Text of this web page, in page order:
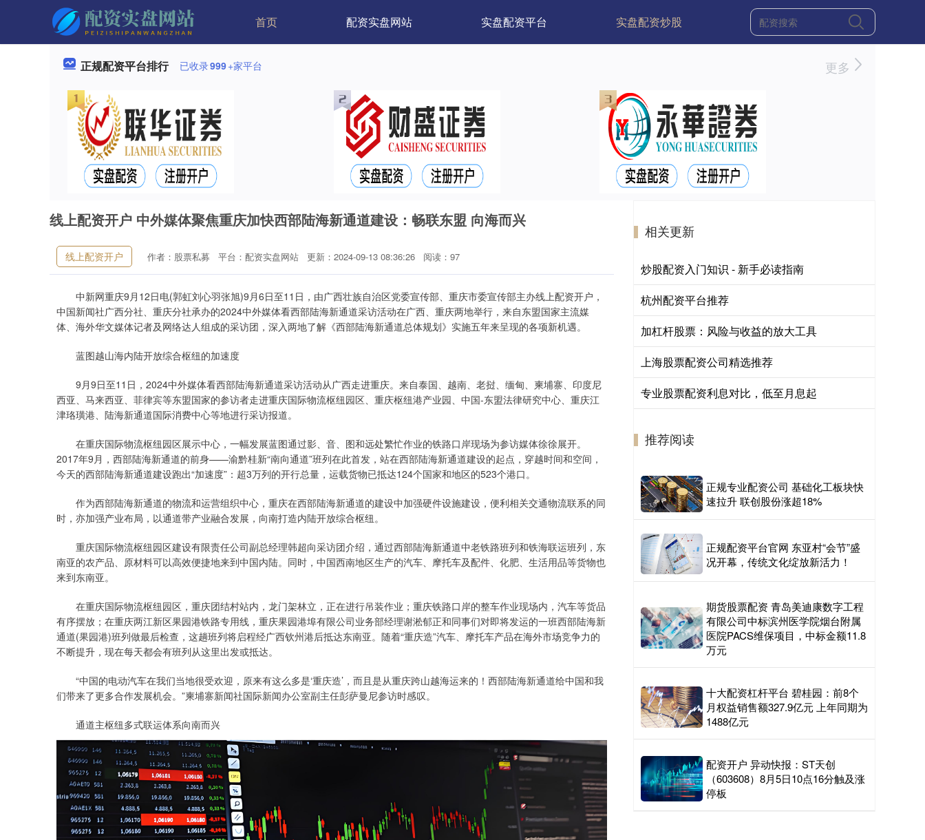
首页 配资实盘网站 实盘配资平台 实盘配资炒股
正规配资平台排行 已收录999+家平台 更多
线上配资开户 中外媒体聚焦重庆加快西部陆海新通道建设：畅联东盟 向海而兴
线上配资开户 作者：股票私募 平台：配资实盘网站 更新：2024-09-13 08:36:26 阅读：97
中新网重庆9月12日电(郭虹刘心羽张旭)9月6日至11日，由广西壮族自治区党委宣传部、重庆市委宣传部主办线上配资开户，
中国新闻社广西分社、重庆分社承办的2024中外媒体看西部陆海新通道采访活动在广西、重庆两地举行，来自东盟国家主流媒
体、海外华文媒体记者及网络达人组成的采访团，深入两地了解《西部陆海新通道总体规划》实施五年来呈现的各项新机遇。
蓝图越山海内陆开放综合枢纽的加速度
9月9日至11日，2024中外媒体看西部陆海新通道采访活动从广西走进重庆。来自泰国、越南、老挝、缅甸、柬埔寨、印度尼
西亚、马来西亚、菲律宾等东盟国家的参访者走进重庆国际物流枢纽园区、重庆枢纽港产业园、中国-东盟法律研究中心、重庆江
津珞璜港、陆海新通道国际消费中心等地进行采访报道。
在重庆国际物流枢纽园区展示中心，一幅发展蓝图通过影、音、图和远处繁忙作业的铁路口岸现场为参访媒体徐徐展开。
2017年9月，西部陆海新通道的前身——渝黔桂新“南向通道”班列在此首发，站在西部陆海新通道建设的起点，穿越时间和空间，
今天的西部陆海新通道建设跑出“加速度”：超3万列的开行总量，运载货物已抵达124个国家和地区的523个港口。
作为西部陆海新通道的物流和运营组织中心，重庆在西部陆海新通道的建设中加强硬件设施建设，便利相关交通物流联系的同
时，亦加强产业布局，以通道带产业融合发展，向南打造内陆开放综合枢纽。
重庆国际物流枢纽园区建设有限责任公司副总经理韩超向采访团介绍，通过西部陆海新通道中老铁路班列和铁海联运班列，东
南亚的农产品、原材料可以高效便捷地来到中国内陆。同时，中国西南地区生产的汽车、摩托车及配件、化肥、生活用品等货物也
来到东南亚。
在重庆国际物流枢纽园区，重庆团结村站内，龙门架林立，正在进行吊装作业；重庆铁路口岸的整车作业现场内，汽车等货品
有序摆放；在重庆两江新区果园港铁路专用线，重庆果园港埠有限公司业务部经理谢淞郁正和同事们对即将发运的一班西部陆海新
通道(果园港)班列做最后检查，这趟班列将启程经广西钦州港后抵达东南亚。随着“重庆造”汽车、摩托车产品在海外市场竞争力的
不断提升，现在每天都会有班列从这里出发或抵达。
“中国的电动汽车在我们当地很受欢迎，原来有这么多是‘重庆造’，而且是从重庆跨山越海运来的！西部陆海新通道给中国和我
们带来了更多合作发展机会。”柬埔寨新闻社国际新闻办公室副主任彭萨曼尼参访时感叹。
通道主枢纽多式联运体系向南而兴
相关更新
炒股配资入门知识 - 新手必读指南
杭州配资平台推荐
加杠杆股票：风险与收益的放大工具
上海股票配资公司精选推荐
专业股票配资利息对比，低至月息起
推荐阅读
正规专业配资公司 基础化工板块快
速拉升 联创股份涨超18%
正规配资平台官网 东亚村“会节”盛
况开幕，传统文化绽放新活力！
期货股票配资 青岛美迪康数字工程
有限公司中标滨州医学院烟台附属
医院PACS维保项目，中标金额11.8
万元
十大配资杠杆平台 碧桂园：前8个
月权益销售额327.9亿元 上年同期为
1488亿元
配资开户 异动快报：ST天创
（603608）8月5日10点16分触及涨
停板